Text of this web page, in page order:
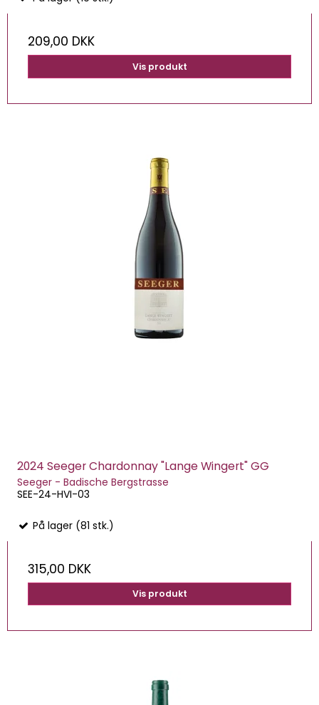
209,00 DKK
Vis produkt
2024 Seeger Chardonnay "Lange Wingert" GG
Seeger - Badische Bergstrasse
SEE-24-HVI-03
På lager (81 stk.)
315,00 DKK
Vis produkt